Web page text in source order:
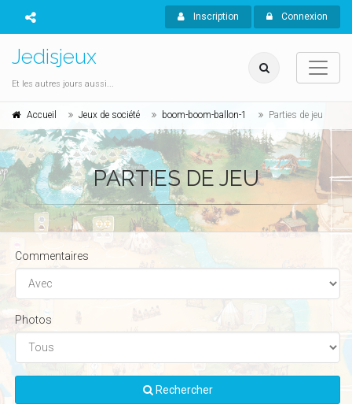
Inscription Connexion
Jedisjeux
Et les autres jours aussi...
Accueil Jeux de société boom-boom-ballon-1 Parties de jeu
PARTIES DE JEU
Commentaires
Photos
Rechercher